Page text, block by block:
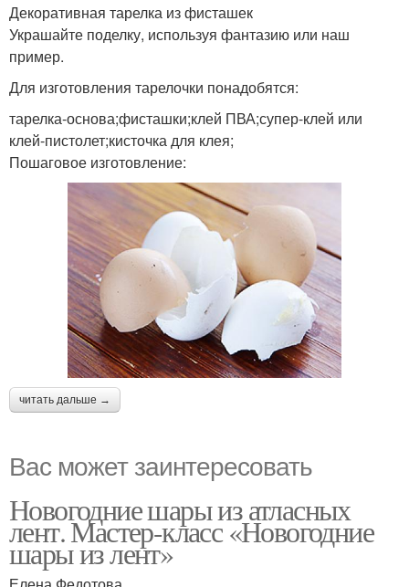
Декоративная тарелка из фисташек
Украшайте поделку, используя фантазию или наш
пример.
Для изготовления тарелочки понадобятся:
тарелка-основа;фисташки;клей ПВА;супер-клей или
клей-пистолет;кисточка для клея;
Пошаговое изготовление:
читать дальше →
Вас может заинтересовать
Новогодние шары из атласных
лент. Мастер-класс «Новогодние
шары из лент»